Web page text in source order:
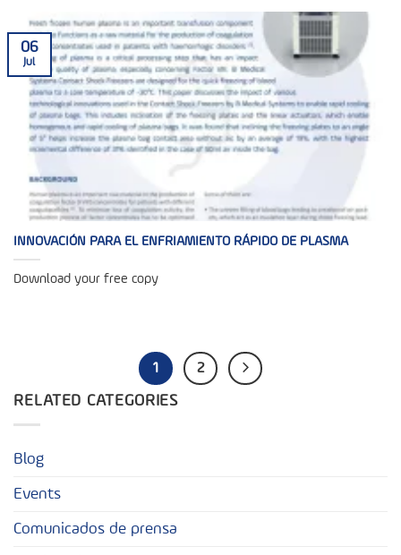
INNOVACIÓN PARA EL ENFRIAMIENTO RÁPIDO DE PLASMA
Download your free copy
06
Jul
1 2
RELATED CATEGORIES
Blog
Events
Comunicados de prensa